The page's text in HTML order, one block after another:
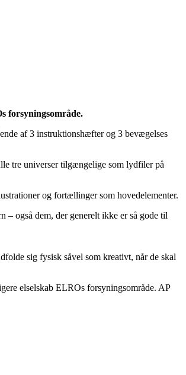
forsyningsområde.
af 3 instruktionshæfter og 3 bevægelses
tre universer tilgængelige som lydfiler på
og fortællinger som hovedelementer.
– også dem, der generelt ikke er så gode til
sig fysisk såvel som kreativt, når de skal
elselskab ELROs forsyningsområde. AP